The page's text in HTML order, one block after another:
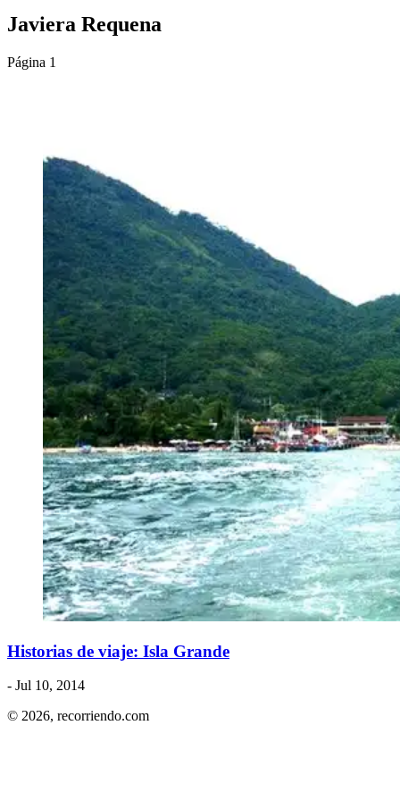
Javiera Requena
Página 1
Historias de viaje: Isla Grande
- Jul 10, 2014
© 2026, recorriendo.com